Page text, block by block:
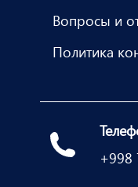
Вопросы и
Политика
+998